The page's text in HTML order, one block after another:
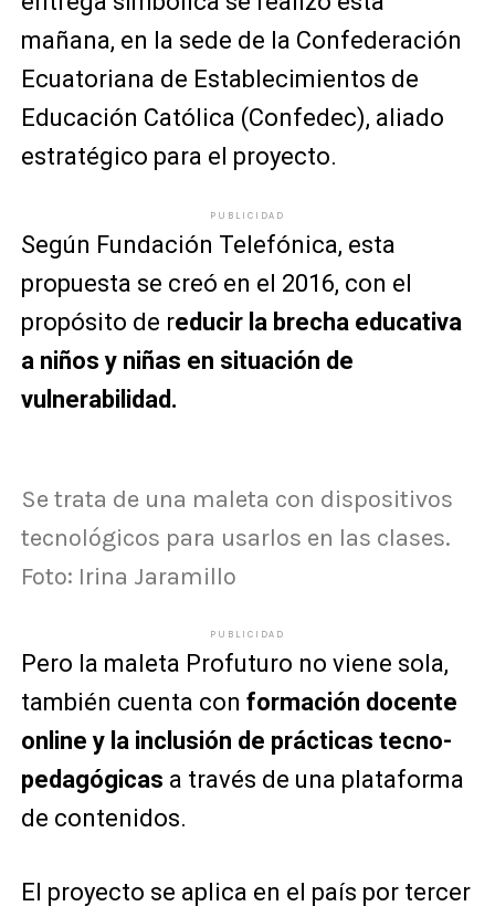
mañana, en la sede de la Confederación
Ecuatoriana de Establecimientos de
Educación Católica (Confedec), aliado
estratégico para el proyecto.
PUBLICIDAD
Según Fundación Telefónica, esta
propuesta se creó en el 2016, con el
propósito de reducir la brecha educativa
a niños y niñas en situación de
vulnerabilidad.
Se trata de una maleta con dispositivos
tecnológicos para usarlos en las clases.
Foto: Irina Jaramillo
PUBLICIDAD
Pero la maleta Profuturo no viene sola,
también cuenta con formación docente
online y la inclusión de prácticas tecno-
pedagógicas a través de una plataforma
de contenidos.
El proyecto se aplica en el país por tercer